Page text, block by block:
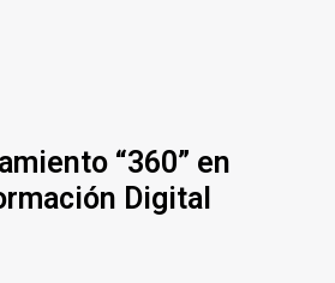
“360” en
Digital